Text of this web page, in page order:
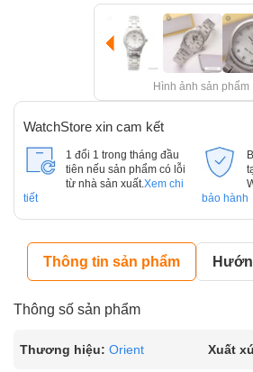
Hình ảnh sản phẩm
WatchStore xin cam kết
1 đổi 1 trong tháng đầu
tiên nếu sản phẩm có lỗi
từ nhà sản xuất. Xem chi
tiết
bảo hành
Thông tin sản phẩm
Thông số sản phẩm
Thương hiệu: Orient Xuất